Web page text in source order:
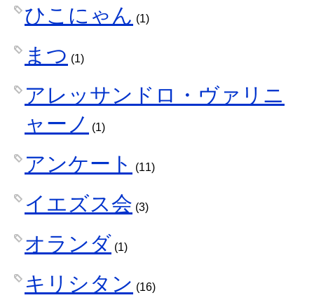
ひこにゃん (1)
まつ (1)
アレッサンドロ・ヴァリニ
ャーノ
(1)
アンケート (11)
イエズス会 (3)
オランダ (1)
キリシタン (16)